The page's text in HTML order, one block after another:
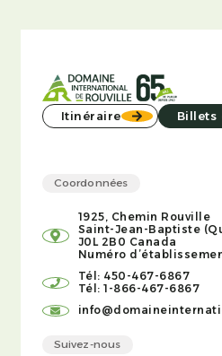
Itinéraire Billets
Coordonnées
1925, Chemin Rouville
Saint-Jean-Baptiste
J0L 2B0 Canada
Numéro
Tél: 450-467-6867
Tél: 1-866-467-6867
Suivez-nous